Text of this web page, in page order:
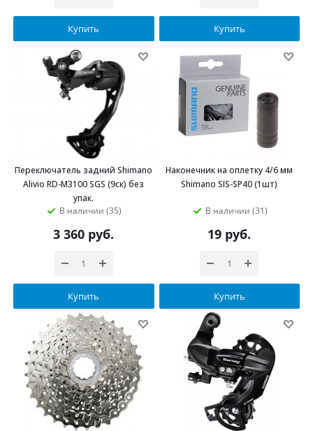
Купить Купить
Переключатель задний Shimano
Alivio RD-M3100 SGS (9ск) без
упак.
В наличии (35)
3 360 руб.
Купить
Наконечник на оплетку 4/6 мм
Shimano SIS-SP40 (1шт)
В наличии (31)
19 руб.
Купить